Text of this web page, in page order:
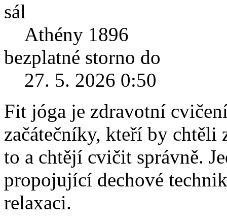
sál
Athény 1896
bezplatné storno do
27. 5. 2026 0:50
Fit jóga je zdravotní
začátečníky, kteří by
to a chtějí cvičit správně.
propojující dechové
relaxaci.